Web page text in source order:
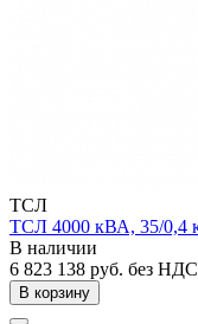
ТСЛ
ТСЛ 4000 кВА, 35/0,4
В наличии
6 823 138 руб. без НДС
В корзину